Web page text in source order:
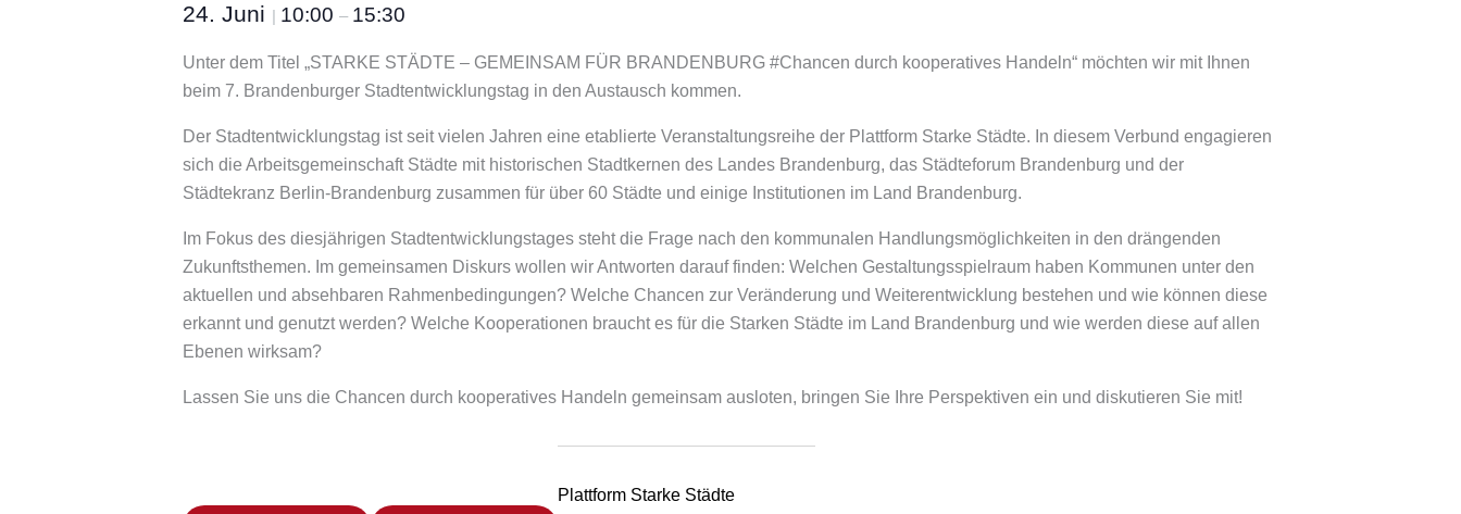
24. Juni | 10:00 – 15:30
Unter dem Titel „STARKE STÄDTE – GEMEINSAM FÜR BRANDENBURG #Chancen durch kooperatives Handeln“ möchten wir mit Ihnen
beim 7. Brandenburger Stadtentwicklungstag in den Austausch kommen.
Der Stadtentwicklungstag ist seit vielen Jahren eine etablierte Veranstaltungsreihe der Plattform Starke Städte. In diesem Verbund engagieren
sich die Arbeitsgemeinschaft Städte mit historischen Stadtkernen des Landes Brandenburg, das Städteforum Brandenburg und der
Städtekranz Berlin-Brandenburg zusammen für über 60 Städte und einige Institutionen im Land Brandenburg.
Im Fokus des diesjährigen Stadtentwicklungstages steht die Frage nach den kommunalen Handlungsmöglichkeiten in den drängenden
Zukunftsthemen. Im gemeinsamen Diskurs wollen wir Antworten darauf finden: Welchen Gestaltungsspielraum haben Kommunen unter den
aktuellen und absehbaren Rahmenbedingungen? Welche Chancen zur Veränderung und Weiterentwicklung bestehen und wie können diese
erkannt und genutzt werden? Welche Kooperationen braucht es für die Starken Städte im Land Brandenburg und wie werden diese auf allen
Ebenen wirksam?
Lassen Sie uns die Chancen durch kooperatives Handeln gemeinsam ausloten, bringen Sie Ihre Perspektiven ein und diskutieren Sie mit!
Plattform Starke Städte